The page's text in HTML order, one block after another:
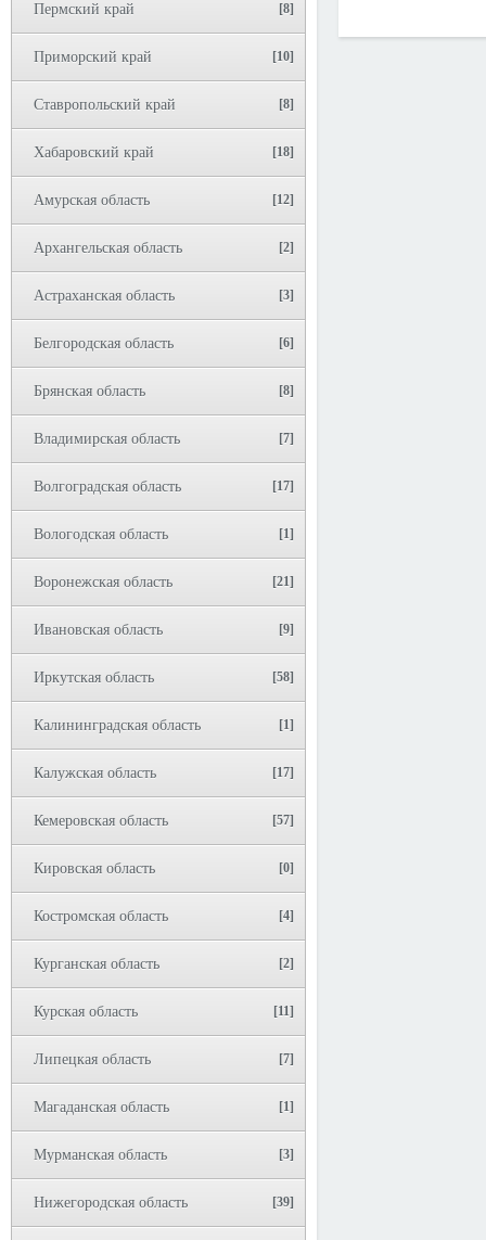
Пермский край [8]
Приморский край [10]
Ставропольский край [8]
Хабаровский край [18]
Амурская область [12]
Архангельская область [2]
Астраханская область [3]
Белгородская область [6]
Брянская область [8]
Владимирская область [7]
Волгоградская область [17]
Вологодская область [1]
Воронежская область [21]
Ивановская область [9]
Иркутская область [58]
Калининградская область [1]
Калужская область [17]
Кемеровская область [57]
Кировская область [0]
Костромская область [4]
Курганская область [2]
Курская область [11]
Липецкая область [7]
Магаданская область [1]
Мурманская область [3]
Нижегородская область [39]